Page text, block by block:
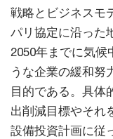
戦略とビジネスモ
パリ協定に沿った
2050年までに気候
うな企業の緩和努
目的である。具体
出削減目標やそれ
設備投資計画に従